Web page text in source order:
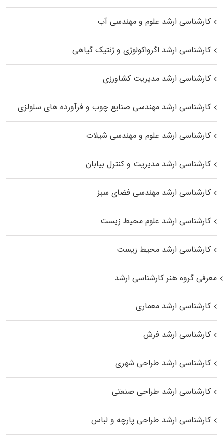
کارشناسی ارشد علوم و مهندسی آب
کارشناسی ارشد اگرواکولوژی و ژنتیک گیاهی
کارشناسی ارشد مدیریت کشاورزی
کارشناسی ارشد مهندسی صنایع چوب و فرآورده‌ های سلولزی
کارشناسی ارشد علوم و مهندسی شیلات
کارشناسی ارشد مدیریت و کنترل بیابان
کارشناسی ارشد مهندسی فضای سبز
کارشناسی ارشد علوم محیط‌ زیست
کارشناسی ارشد محیط زیست
معرفی گروه هنر کارشناسی ارشد
کارشناسی ارشد معماری
کارشناسی ارشد فرش
کارشناسی ارشد طراحی شهری
کارشناسی ارشد طراحی صنعتی
کارشناسی ارشد طراحی پارچه و لباس